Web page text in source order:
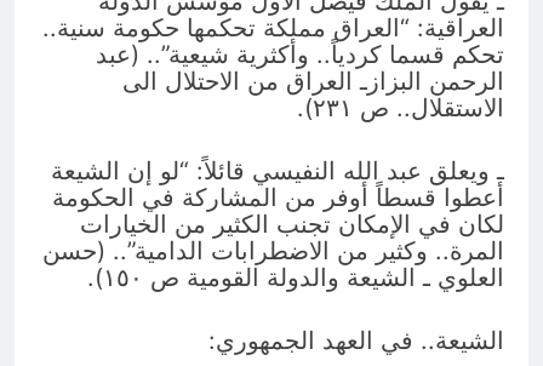
العراقية: “العراق مملكة تحكمها حكومة سنية..
تحكم قسما كردياً.. وأكثرية شيعية”.. (عبد
الرحمن البزازـ العراق من الاحتلال الى
الاستقلال.. ص ٢٣١).
ـ ويعلق عبد الله النفيسي قائلاً: “لو إن الشيعة
أعطوا قسطاً أوفر من المشاركة في الحكومة
لكان في الإمكان تجنب الكثير من الخيارات
المرة.. وكثير من الاضطرابات الدامية”.. (حسن
العلوي ـ الشيعة والدولة القومية ص ١٥٠).
الشيعة.. في العهد الجمهوري: